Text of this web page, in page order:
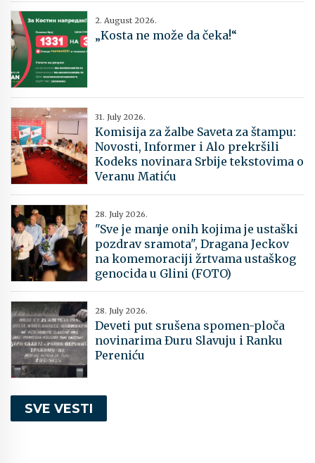
2. August 2026.
„Kosta ne može da čeka!“
31. July 2026.
Komisija za žalbe Saveta za štampu:
Novosti, Informer i Alo prekršili
Kodeks novinara Srbije tekstovima o
Veranu Matiću
28. July 2026.
"Sve je manje onih kojima je ustaški
pozdrav sramota", Dragana Jeckov
na komemoraciji žrtvama ustaškog
genocida u Glini (FOTO)
28. July 2026.
Deveti put srušena spomen-ploča
novinarima Đuru Slavuju i Ranku
Pereniću
SVE VESTI